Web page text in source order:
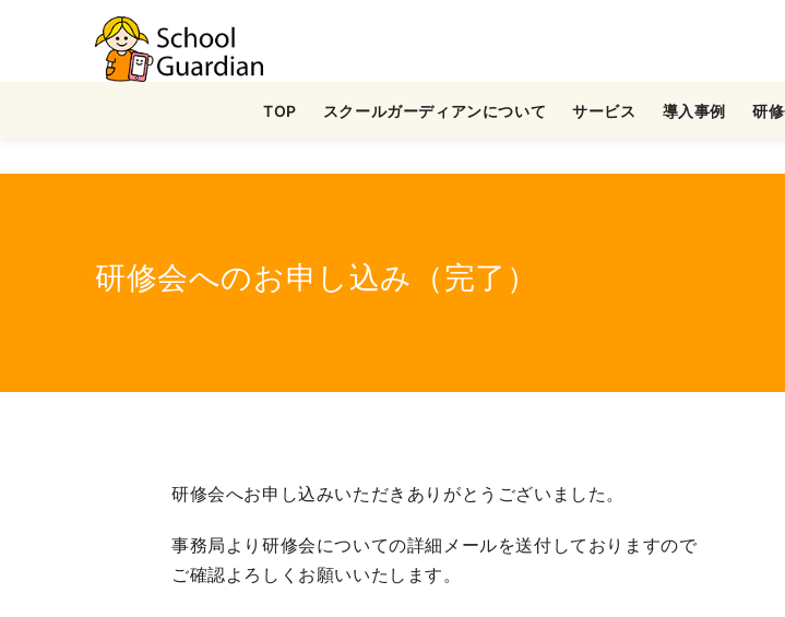
ナ
ビ
ョ
ス
キ
TOP スクールガーディアンについて サービス 導入事例 研
研修会へのお申し込み（完了）
研修会へお申し込みいただきありがとうございました。
事務局より研修会についての詳細メールを送付しておりますので
ご確認よろしくお願いいたします。